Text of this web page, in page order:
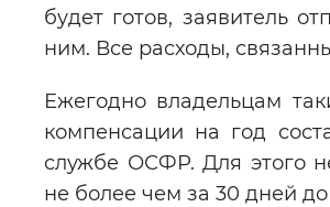
будет готов, заявитель
ним. Все расходы,
Ежегодно владельцам
компенсации на год
службе ОСФР. Для этого
не более чем за 30 дней